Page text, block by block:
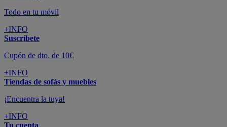
Todo en tu móvil
+INFO
Suscríbete
Cupón de dto. de 10€
+INFO
Tiendas de sofás y muebles
¡Encuentra la tuya!
+INFO
Tu cuenta